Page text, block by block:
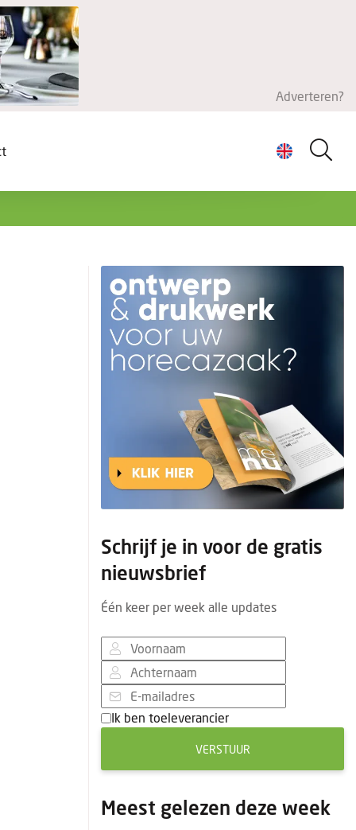
Adverteren?
Schrijf je in voor de gratis
nieuwsbrief
Één keer per week alle updates
Ik ben toeleverancier
VERSTUUR
Meest gelezen deze week